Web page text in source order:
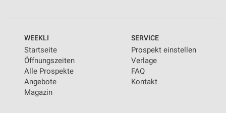
WEEKLI
Startseite
Öffnungszeiten
Alle Prospekte
Angebote
Magazin
SERVICE
Prospekt einstellen
Verlage
FAQ
Kontakt